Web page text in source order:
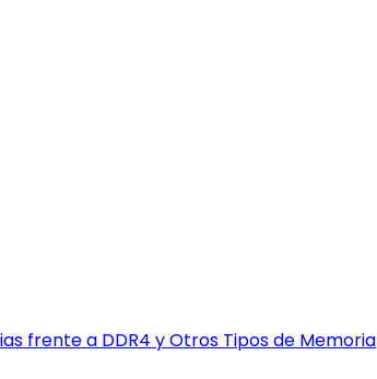
frente a DDR4 y Otros Tipos de Memoria